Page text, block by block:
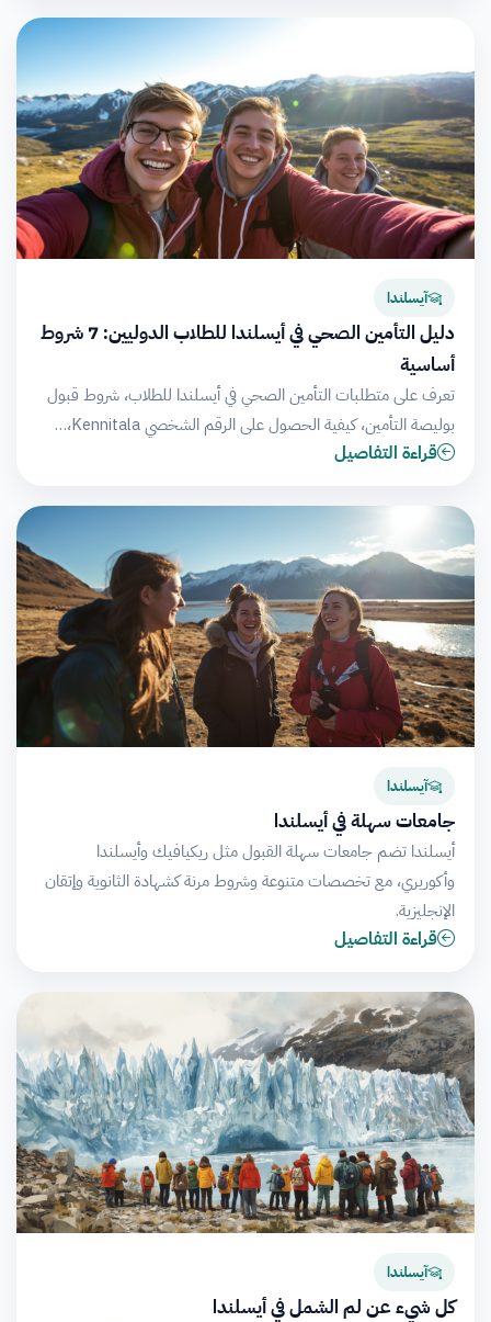
آيسلندا
دليل التأمين الصحي في أيسلندا للطلاب الدوليين: 7 شروط
أساسية
تعرف على متطلبات التأمين الصحي في أيسلندا للطلاب، شروط قبول
بوليصة التأمين، كيفية الحصول على الرقم الشخصي Kennitala،…
قراءة التفاصيل
آيسلندا
جامعات سهلة في أيسلندا
أيسلندا تضم جامعات سهلة القبول مثل ريكيافيك وأيسلندا
وأكوريري، مع تخصصات متنوعة وشروط مرنة كشهادة الثانوية وإتقان
الإنجليزية.
قراءة التفاصيل
آيسلندا
كل شيء عن لم الشمل في أيسلندا